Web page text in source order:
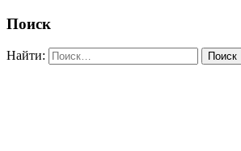
Поиск
Найти: